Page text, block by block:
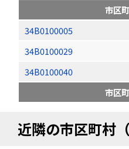
市区
34B0100005
34B0100029
34B0100040
市区
近隣の市区町村（